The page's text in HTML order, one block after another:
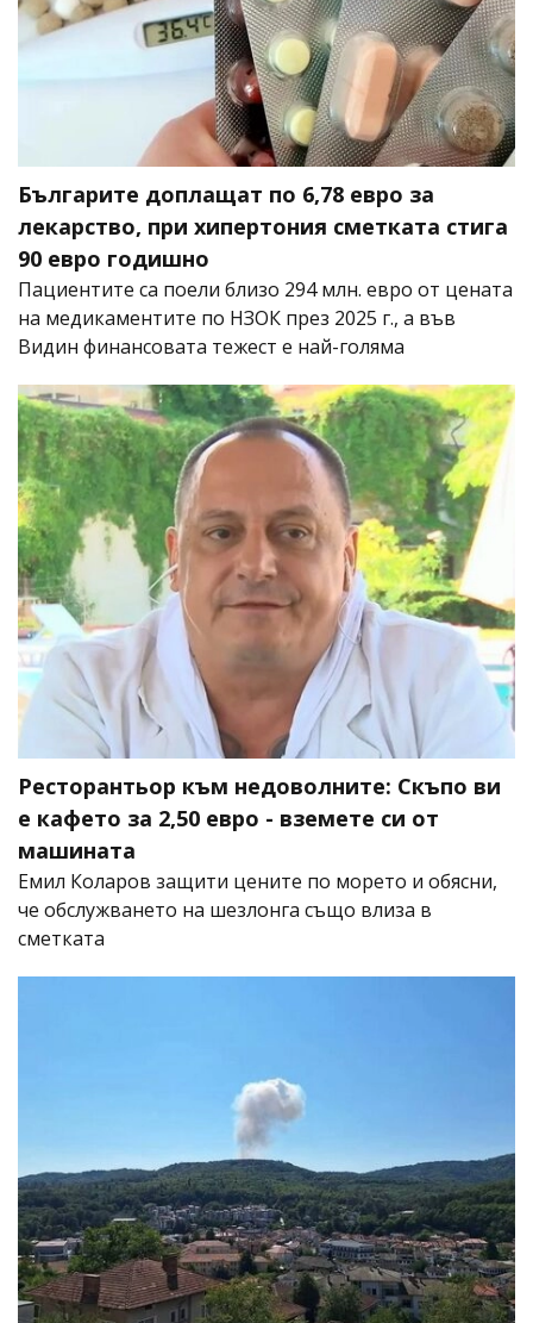
Българите доплащат по 6,78 евро за
лекарство, при хипертония сметката стига
90 евро годишно
Пациентите са поели близо 294 млн. евро от цената
на медикаментите по НЗОК през 2025 г., а във
Видин финансовата тежест е най-голяма
Ресторантьор към недоволните: Скъпо ви
е кафето за 2,50 евро - вземете си от
машината
Емил Коларов защити цените по морето и обясни,
че обслужването на шезлонга също влиза в
сметката